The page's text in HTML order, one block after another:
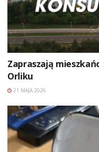
Zapraszają
Orliku
21 MAJA 2026